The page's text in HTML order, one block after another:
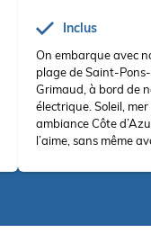
Inclus
On embarque avec
plage de Saint-
Grimaud, à bord de
électrique. Soleil,
ambiance Côte
l’aime, sans même